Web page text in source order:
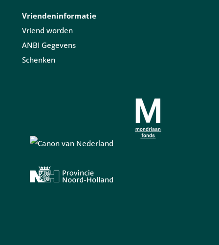
Vriendeninformatie
Vriend worden
ANBI Gegevens
Schenken